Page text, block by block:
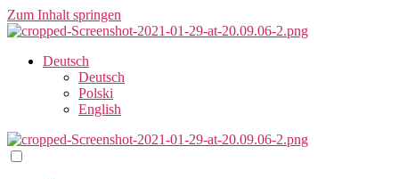
Zum Inhalt springen
Deutsch
Deutsch
Polski
English